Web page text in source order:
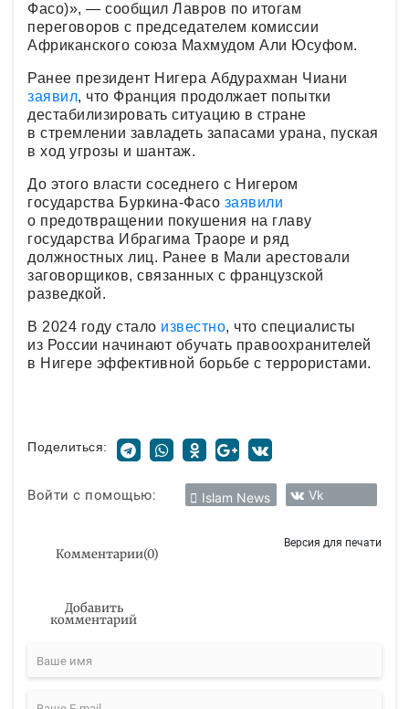
Фасо)», — сообщил Лавров по итогам
переговоров с председателем комиссии
Африканского союза Махмудом Али Юсуфом.
Ранее президент Нигера Абдурахман Чиани
заявил, что Франция продолжает попытки
дестабилизировать ситуацию в стране
в стремлении завладеть запасами урана, пуская
в ход угрозы и шантаж.
До этого власти соседнего с Нигером
государства Буркина-Фасо заявили
о предотвращении покушения на главу
государства Ибрагима Траоре и ряд
должностных лиц. Ранее в Мали арестовали
заговорщиков, связанных с французской
разведкой.
В 2024 году стало известно, что специалисты
из России начинают обучать правоохранителей
в Нигере эффективной борьбе с террористами.
Поделиться:
Войти с помощью: Islam News Vk
Комментарии(0)
Версия для печати
Добавить
комментарий